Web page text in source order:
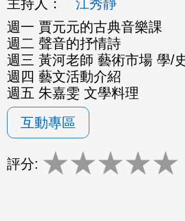
主持人：
江秀靜
週一 賈元元的古典音樂課
週二 聲音的抒情詩
週三 黃河老師 藝術市場 學/
週四 藝文活動介紹
週五 朱嘉雯 文學料理
互動專區
評分: ★★★★★